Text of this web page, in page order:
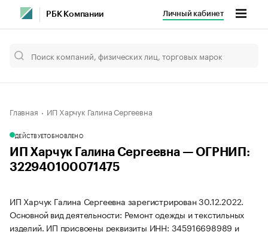
РБК Компании Личный кабинет
Главная ИП Харчук Галина Сергеевна
ДЕЙСТВУЕТОБНОВЛЕНО
ИП Харчук Галина Сергеевна — ОГРНИП:
322940100071475
ИП Харчук Галина Сергеевна зарегистрирован 30.12.2022.
Основной вид деятельности: Ремонт одежды и текстильных
изделий. ИП присвоены реквизиты ИНН: 345916698989 и